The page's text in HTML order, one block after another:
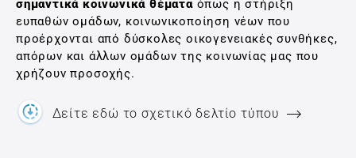
σημαντικά κοινωνικά θέματαόπως η στήριξη
ευπαθών ομάδων, κοινωνικοποίηση νέων που
προέρχονται από δύσκολες οικογενειακές συνθήκες,
απόρων και άλλων ομάδων της κοινωνίας μας που
χρήζουν προσοχής.
Δείτε εδώ το σχετικό δελτίο τύπου